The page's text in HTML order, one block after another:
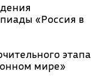
«Россия в
этапа
мире»